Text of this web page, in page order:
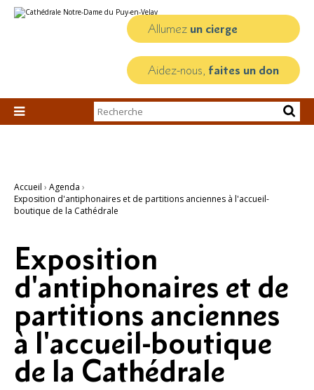
au
personnels
Allumez un cierge
Aidez-nous, faites un don

Chercher par
Recherche
Accueil › Agenda ›
Exposition d'antiphonaires et de partitions anciennes à l'accueil-
boutique de la Cathédrale
Exposition
d'antiphonaires et de
partitions anciennes
à l'accueil-boutique
de la Cathédrale